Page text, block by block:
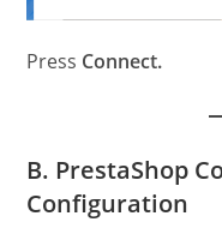
Press Connect.
B. PrestaShop
Configuration